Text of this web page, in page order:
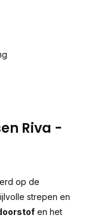
Riva -
op de
strepen en
en het